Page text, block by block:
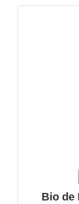
Bio de